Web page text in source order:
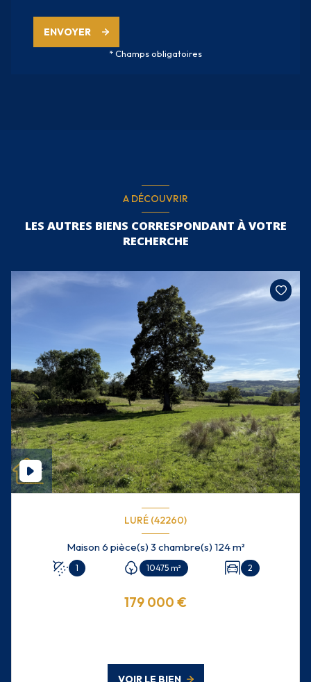
ENVOYER
* Champs obligatoires
A DÉCOUVRIR
LES AUTRES BIENS CORRESPONDANT À VOTRE
RECHERCHE
LURÉ (42260)
Maison 6 pièce(s) 3 chambre(s) 124 m²
1 10475 m² 2
179 000 €
VOIR LE BIEN